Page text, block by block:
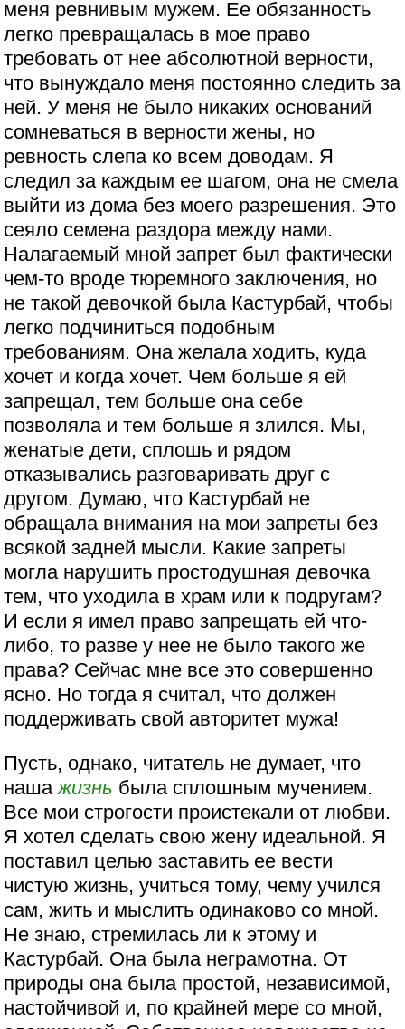
меня ревнивым мужем. Ее обязанность
легко превращалась в мое право
требовать от нее абсолютной верности,
что вынуждало меня постоянно следить за
ней. У меня не было никаких оснований
сомневаться в верности жены, но
ревность слепа ко всем доводам. Я
следил за каждым ее шагом, она не смела
выйти из дома без моего разрешения. Это
сеяло семена раздора между нами.
Налагаемый мной запрет был фактически
чем-то вроде тюремного заключения, но
не такой девочкой была Кастурбай, чтобы
легко подчиниться подобным
требованиям. Она желала ходить, куда
хочет и когда хочет. Чем больше я ей
запрещал, тем больше она себе
позволяла и тем больше я злился. Мы,
женатые дети, сплошь и рядом
отказывались разговаривать друг с
другом. Думаю, что Кастурбай не
обращала внимания на мои запреты без
всякой задней мысли. Какие запреты
могла нарушить простодушная девочка
тем, что уходила в храм или к подругам?
И если я имел право запрещать ей что-
либо, то разве у нее не было такого же
права? Сейчас мне все это совершенно
ясно. Но тогда я считал, что должен
поддерживать свой авторитет мужа!
Пусть, однако, читатель не думает, что
нашажизнь была сплошным мучением.
Все мои строгости проистекали от любви.
Я хотел сделать свою жену идеальной. Я
поставил целью заставить ее вести
чистую жизнь, учиться тому, чему учился
сам, жить и мыслить одинаково со мной.
Не знаю, стремилась ли к этому и
Кастурбай. Она была неграмотна. От
природы она была простой, независимой,
настойчивой и, по крайней мере со мной,